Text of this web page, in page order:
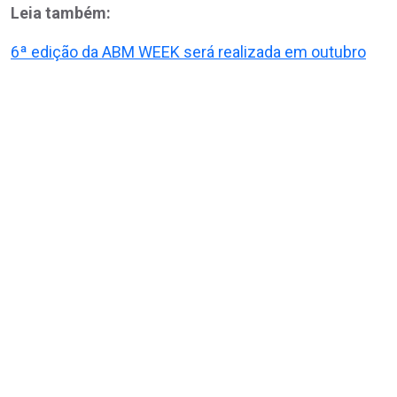
Leia também:
6ª edição da ABM WEEK será realizada em outubro